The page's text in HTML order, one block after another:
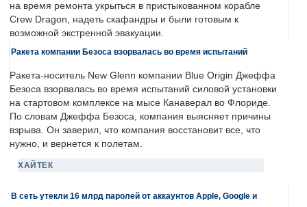
на время ремонта укрыться в пристыкованном корабле
Crew Dragon, надеть скафандры и были готовым к
возможной экстренной эвакуации.
Ракета компании Безоса взорвалась во время испытаний
Ракета-носитель New Glenn компании Blue Origin Джеффа
Безоса взорвалась во время испытаний силовой установки
на стартовом комплексе на мысе Канаверал во Флориде.
По словам Джеффа Безоса, компания выясняет причины
взрыва. Он заверил, что компания восстановит все, что
нужно, и вернется к полетам.
ХАЙТЕК
В сеть утекли 16 млрд паролей от аккаунтов Apple, Google и